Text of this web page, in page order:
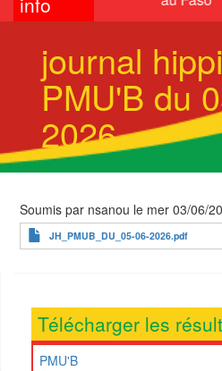
journal
PMU'B du
2026
Soumis par nsanou le mer 03/06/
JH_PMUB_DU_05-06-2026.pdf
Télécharger les
PMU'B